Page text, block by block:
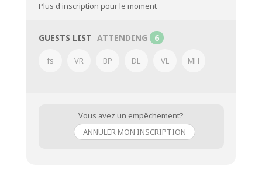
Plus d'inscription pour le moment
GUESTS LIST ATTENDING 6
fs VR BP DL VL MH
Vous avez un empêchement?
ANNULER MON INSCRIPTION